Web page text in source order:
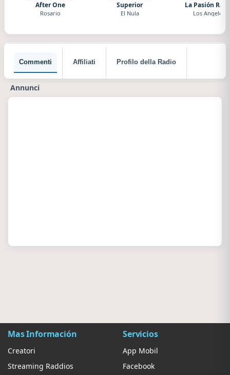
After One
Rosario
Superior
El Nula
La Pasión
Los Angeles
Commenti Affiliati Profilo della Radio
Annunci
Mas Información
Creatori
Streaming Raddios
Servicios
App Mobil
Facebook